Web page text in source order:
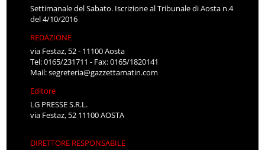
Settimanale del Sabato. Iscrizione al Tribunale di Aosta n.4
del 4/10/2016
REDAZIONE
via Festaz, 52 - 11100 Aosta
Tel: 0165/231711 - Fax: 0165/1820141
Mail:segreteria@gazzettamatin.com
Editore
LG PRESSE S.R.L.
via Festaz, 52 11100 AOSTA
DIRETTORE RESPONSABILE